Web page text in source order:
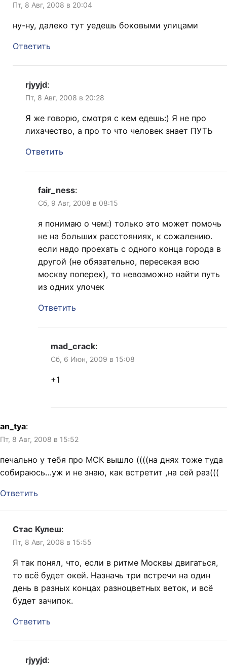
Пт, 8 Авг, 2008 в 20:04
ну-ну, далеко тут уедешь боковыми улицами
Ответить
rjyyjd:
Пт, 8 Авг, 2008 в 20:28
Я же говорю, смотря с кем едешь:) Я не про
лихачество, а про то что человек знает ПУТЬ
Ответить
fair_ness:
Сб, 9 Авг, 2008 в 08:15
я понимаю о чем:) только это может помочь
не на больших расстояниях, к сожалению.
если надо проехать с одного конца города в
другой (не обязательно, пересекая всю
москву поперек), то невозможно найти путь
из одних улочек
Ответить
mad_crack:
Сб, 6 Июн, 2009 в 15:08
+1
an_tya:
Пт, 8 Авг, 2008 в 15:52
печально у тебя про МСК вышло ((((на днях тоже туда
собираюсь…уж и не знаю, как встретит ,на сей раз(((
Ответить
Стас Кулеш:
Пт, 8 Авг, 2008 в 15:55
Я так понял, что, если в ритме Москвы двигаться,
то всё будет окей. Назначь три встречи на один
день в разных концах разноцветных веток, и всё
будет зачипок.
Ответить
rjyyjd: